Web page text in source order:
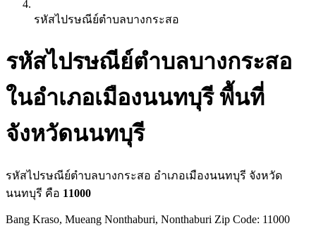
รหัสไปรษณีย์ตำบลบางกระสอ
รหัสไปรษณีย์ตำบลบางกระสอ
ในอำเภอเมืองนนทบุรี พื้นที่
จังหวัดนนทบุรี
รหัสไปรษณีย์ตำบลบางกระสอ อำเภอเมืองนนทบุรี จังหวัด
นนทบุรี คือ 11000
Bang Kraso, Mueang Nonthaburi, Nonthaburi Zip Code: 11000